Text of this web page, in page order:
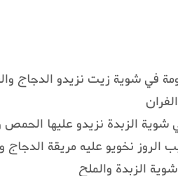
في شوية زيت نزيدو الدجاج
الروز نخويو عليه مريقة الدجاج
الزبدة والملح